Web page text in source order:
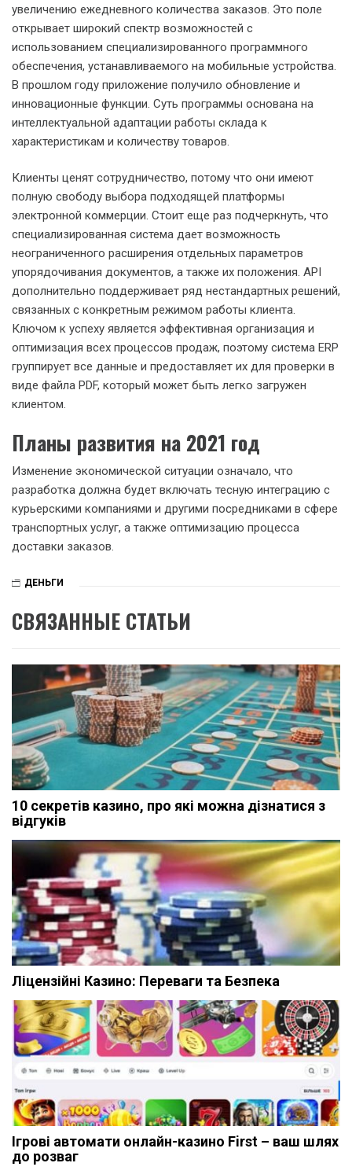
увеличению ежедневного количества заказов. Это поле
открывает широкий спектр возможностей с
использованием специализированного программного
обеспечения, устанавливаемого на мобильные устройства.
В прошлом году приложение получило обновление и
инновационные функции. Суть программы основана на
интеллектуальной адаптации работы склада к
характеристикам и количеству товаров.
Клиенты ценят сотрудничество, потому что они имеют
полную свободу выбора подходящей платформы
электронной коммерции. Стоит еще раз подчеркнуть, что
специализированная система дает возможность
неограниченного расширения отдельных параметров
упорядочивания документов, а также их положения. API
дополнительно поддерживает ряд нестандартных решений,
связанных с конкретным режимом работы клиента.
Ключом к успеху является эффективная организация и
оптимизация всех процессов продаж, поэтому система ERP
группирует все данные и предоставляет их для проверки в
виде файла PDF, который может быть легко загружен
клиентом.
Планы развития на 2021 год
Изменение экономической ситуации означало, что
разработка должна будет включать тесную интеграцию с
курьерскими компаниями и другими посредниками в сфере
транспортных услуг, а также оптимизацию процесса
доставки заказов.
ДЕНЬГИ
СВЯЗАННЫЕ СТАТЬИ
10 секретів казино, про які можна дізнатися з
відгуків
Ліцензійні Казино: Переваги та Безпека
Ігрові автомати онлайн-казино First – ваш шлях
до розваг